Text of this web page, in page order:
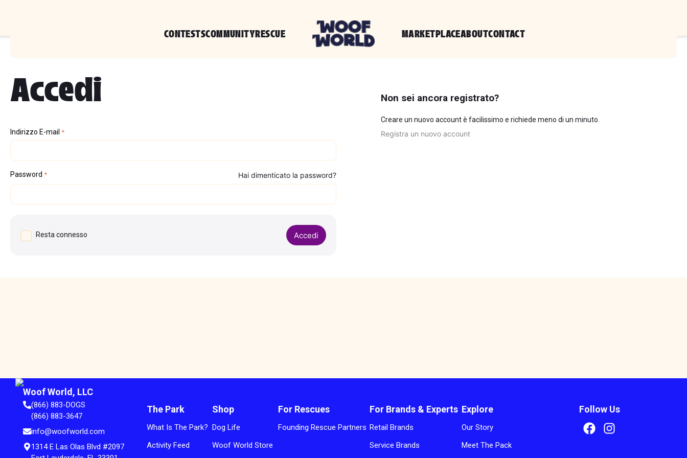
Accedi
Indirizzo E-mail
Password Hai dimenticato la password?
Resta connesso Accedi
Non sei ancora registrato?
Creare un nuovo account è facilissimo e richiede meno di un minuto.
Registra un nuovo account
Woof World, LLC
(866) 883-DOGS
(866) 883-3647
info@woofworld.com
1314 E Las Olas Blvd #2097
The Park
What Is The Park?
Activity Feed
Shop
Dog Life
Woof World Store
For Rescues
Founding Rescue Partners
For Brands & Experts
Retail Brands
Service Brands
Explore
Our Story
Meet The Pack
Follow Us
CONTESTSCOMMUNITYRESCUE MARKETPLACEABOUTCONTACT